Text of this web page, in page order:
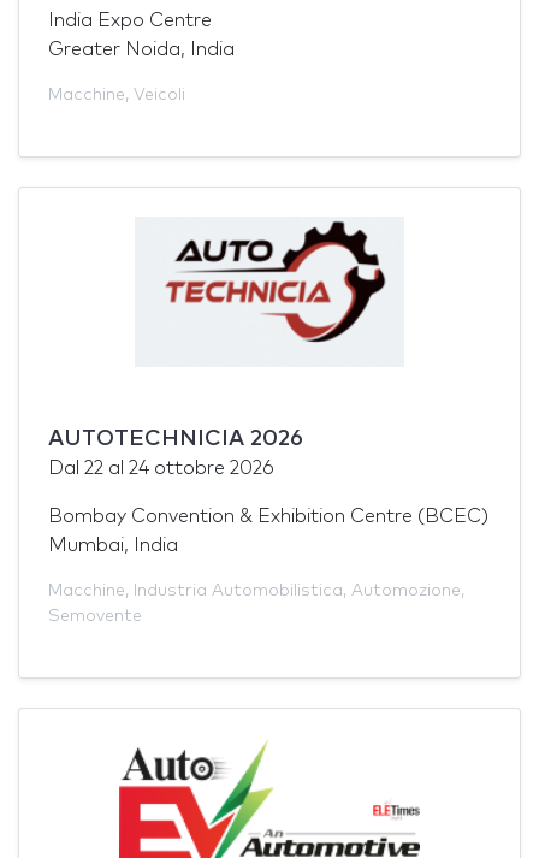
India Expo Centre
Greater Noida, India
Macchine, Veicoli
AUTOTECHNICIA 2026
Dal 22 al 24 ottobre 2026
Bombay Convention & Exhibition Centre (BCEC)
Mumbai, India
Macchine, Industria Automobilistica, Automozione,
Semovente